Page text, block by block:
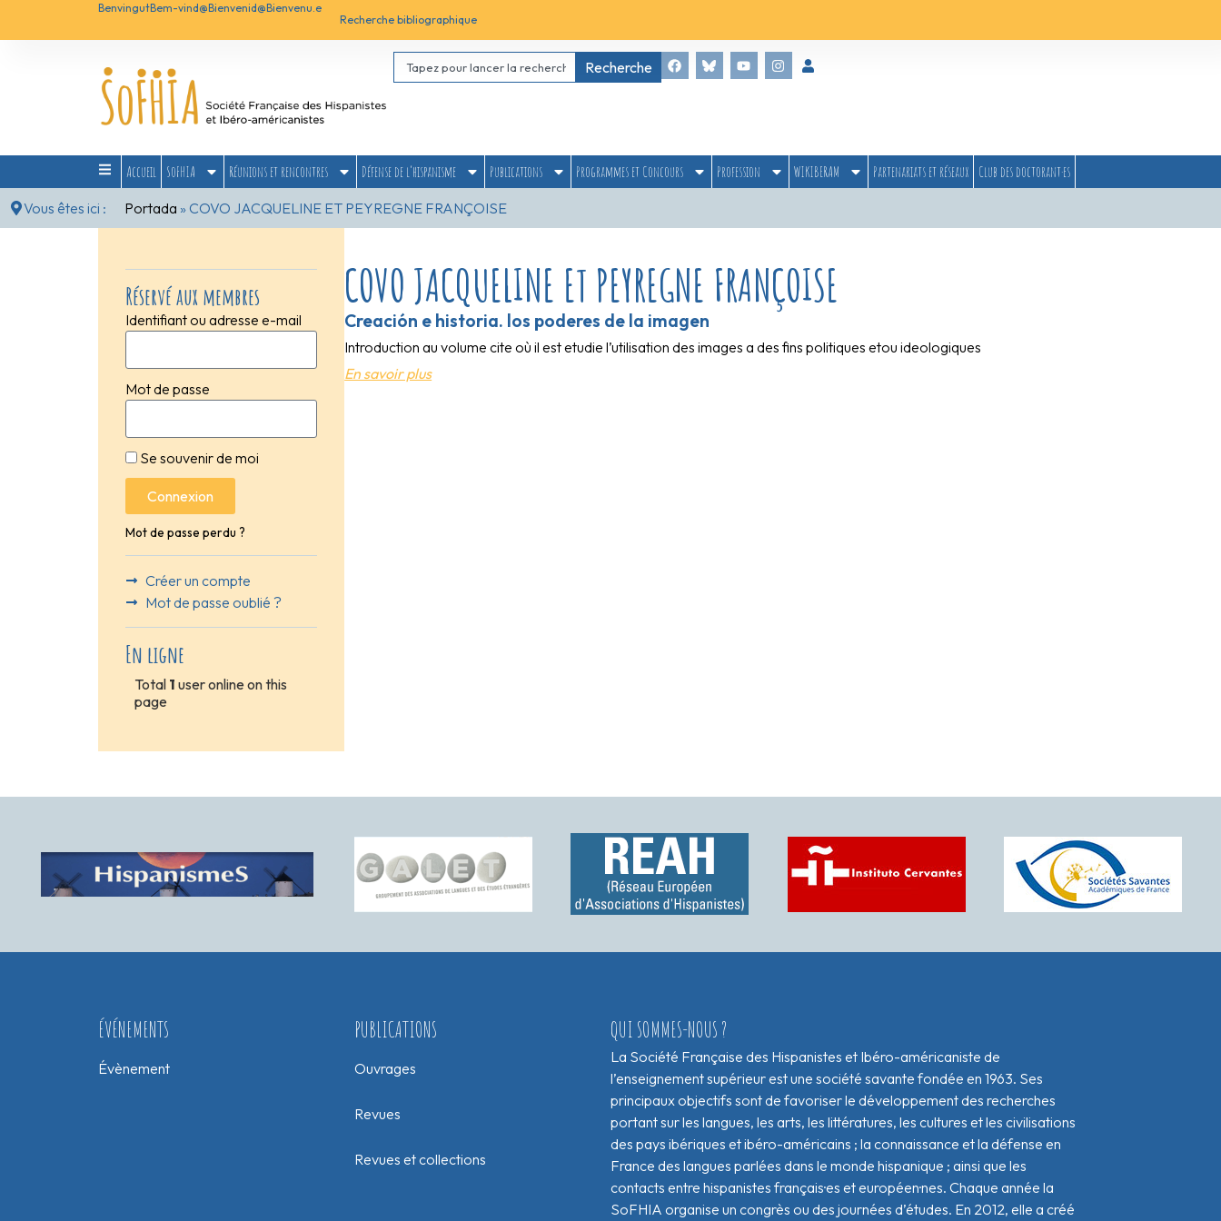
BenvingutBem-vind@Bienvenid@Bienvenu.e
Recherche bibliographique
Recherche
Accueil SoFHIA Réunions et rencontres Défense de l’hispanisme Publications Programmes et Concours Profession WIKIBERAM Partenariats et réseaux
Club des doctorant·es
Vous êtes ici :
Portada »COVO JACQUELINE ET PEYREGNE FRANÇOISE
Réservé aux membres
Identifiant ou adresse e-mail
Mot de passe
Se souvenir de moi
Connexion
Mot de passe perdu ?
Créer un compte
Mot de passe oublié ?
En ligne
Total 1 user online on this
page
COVO JACQUELINE ET PEYREGNE FRANÇOISE
Creación e historia. los poderes de la imagen
Introduction au volume cite où il est etudie l’utilisation des images a des fins politiques etou ideologiques
En savoir plus
ÉVÉNEMENTS
Évènement
PUBLICATIONS
Ouvrages
Revues
Revues et collections
QUI SOMMES-NOUS ?
La Société Française des Hispanistes et Ibéro-américaniste de
l’enseignement supérieur est une société savante fondée en 1963. Ses
principaux objectifs sont de favoriser le développement des recherches
portant sur les langues, les arts, les littératures, les cultures et les civilisations
des pays ibériques et ibéro-américains ; la connaissance et la défense en
France des langues parlées dans le monde hispanique ; ainsi que les
contacts entre hispanistes français·es et européen·nes. Chaque année la
SoFHIA organise un congrès ou des journées d’études. En 2012, elle a créé